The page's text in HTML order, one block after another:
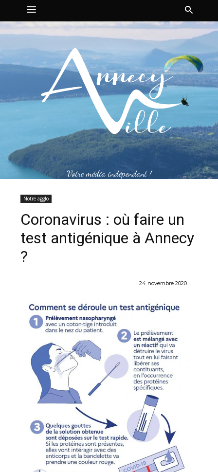
Votre média indépendant !
Notre agglo
Coronavirus : où faire un
test antigénique à Annecy
?
24 novembre 2020